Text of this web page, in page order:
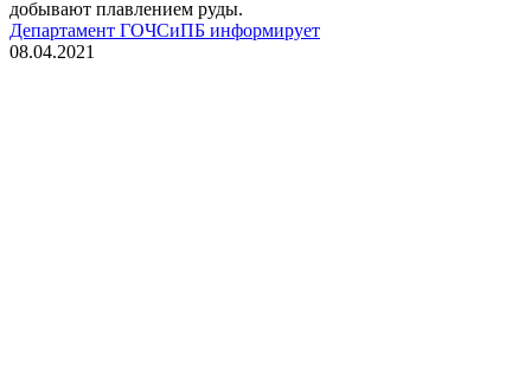
добывают плавлением руды.
Департамент ГОЧСиПБ информирует
08.04.2021